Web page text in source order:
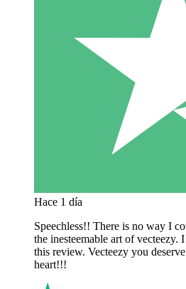
Hace 1 día
Speechless!! There is no way I
the inesteemable art of vecteezy.
this review. Vecteezy you
heart!!!